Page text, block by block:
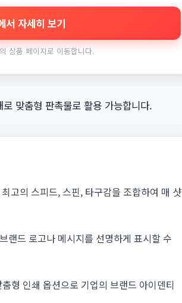
서 자세히 보기
상품 페이지로 이동합니다.
맞춤형 판촉물로 활용 가능합니다.
고의 스피드, 스핀, 타구감을 조합하여 매 샷
랜드 로고나 메시지를 선명하게 표시할 수
형 인쇄 옵션으로 기업의 브랜드 아이덴티